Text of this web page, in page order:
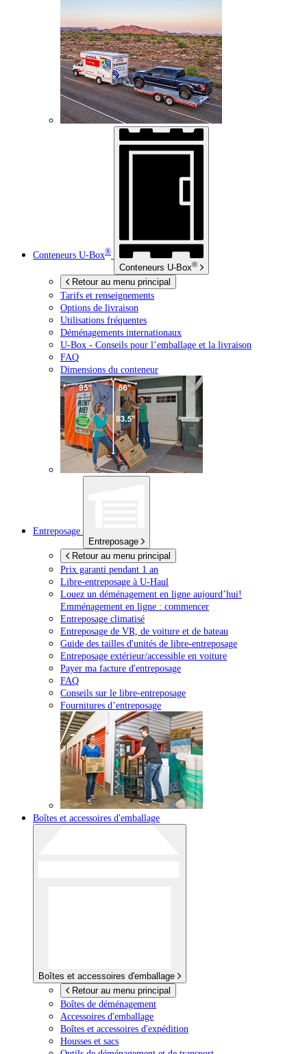
Conteneurs U-Box®
Conteneurs U-Box®
Retour au menu principal
Tarifs et renseignements
Options de livraison
Utilisations fréquentes
Déménagements internationaux
U-Box - Conseils pour l’emballage et la livraison
FAQ
Dimensions du conteneur
Entreposage
Entreposage
Retour au menu principal
Prix garanti pendant 1 an
Libre-entreposage à U-Haul
Louez un déménagement en ligne aujourd’hui!
Emménagement en ligne : commencer
Entreposage climatisé
Entreposage de VR, de voiture et de bateau
Guide des tailles d'unités de libre-entreposage
Entreposage extérieur/accessible en voiture
Payer ma facture d'entreposage
FAQ
Conseils sur le libre-entreposage
Fournitures d’entreposage
Boîtes et accessoires d'emballage
Boîtes et accessoires d'emballage
Retour au menu principal
Boîtes de déménagement
Accessoires d'emballage
Boîtes et accessoires d'expédition
Housses et sacs